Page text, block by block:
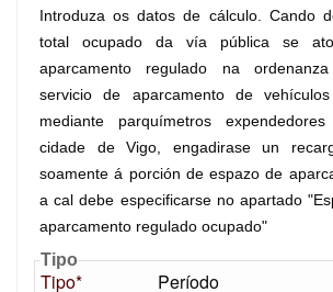
Introduza os datos de cálculo. Cando
total ocupado da vía pública se
aparcamento regulado na
servicio de aparcamento de
mediante parquímetros
cidade de Vigo, engadirase un
soamente á porción de espazo de
a cal debe especificarse no apartado
aparcamento regulado ocupado"
Tipo
Tipo* Período